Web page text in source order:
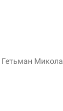
Гетьман Микола